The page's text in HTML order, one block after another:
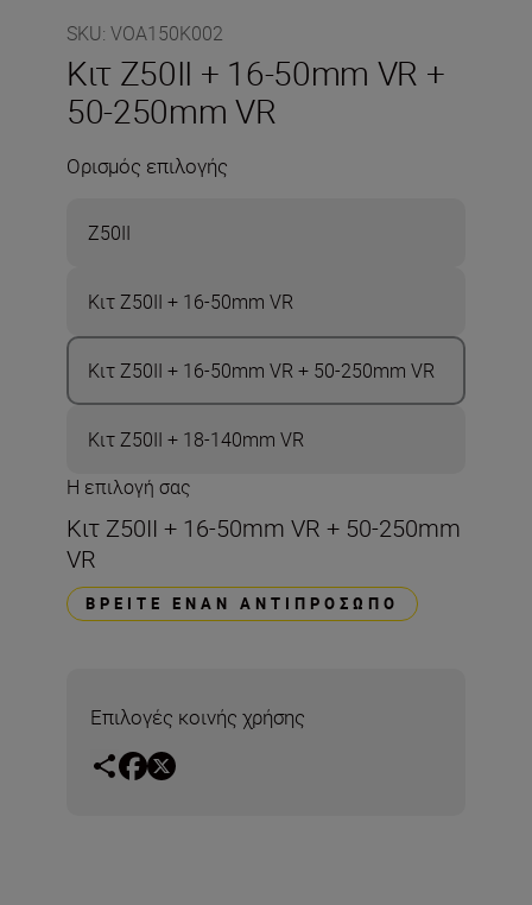
SKU: VOA150K002
Κιτ Z50II + 16-50mm VR +
50-250mm VR
Ορισμός επιλογής
Z50II
Κιτ Z50II + 16-50mm VR
Κιτ Z50II + 16-50mm VR + 50-250mm VR
Κιτ Z50II + 18-140mm VR
Η επιλογή σας
Κιτ Z50II + 16-50mm VR + 50-250mm
VR
ΒΡΕΊΤΕ ΈΝΑΝ ΑΝΤΙΠΡΌΣΩΠΟ
Επιλογές κοινής χρήσης